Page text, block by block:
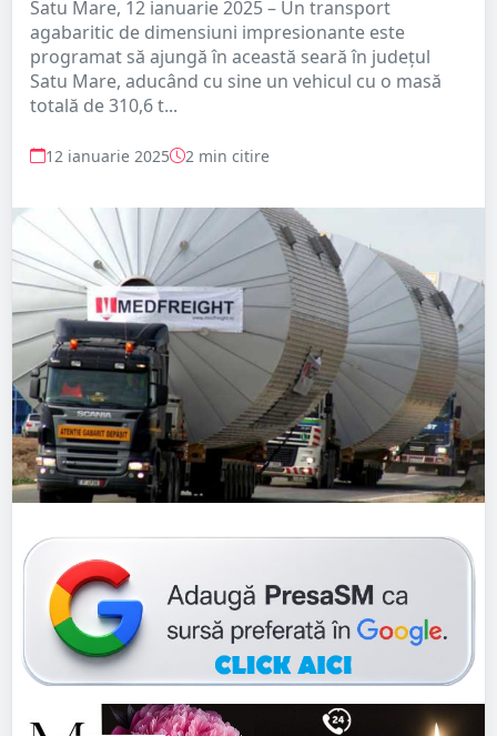
Satu Mare, 12 ianuarie 2025 – Un transport
agabaritic de dimensiuni impresionante este
programat să ajungă în această seară în județul
Satu Mare, aducând cu sine un vehicul cu o masă
totală de 310,6 t...
12 ianuarie 2025 2 min citire